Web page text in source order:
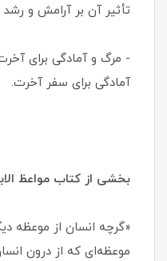
تأثیر آن بر آرامش و
- مرگ و آمادگی برای
آمادگی برای سفر آخرت.
بخشی از کتاب مواعظ
«گرچه انسان از موعظه
موعظه‌ای که از درون